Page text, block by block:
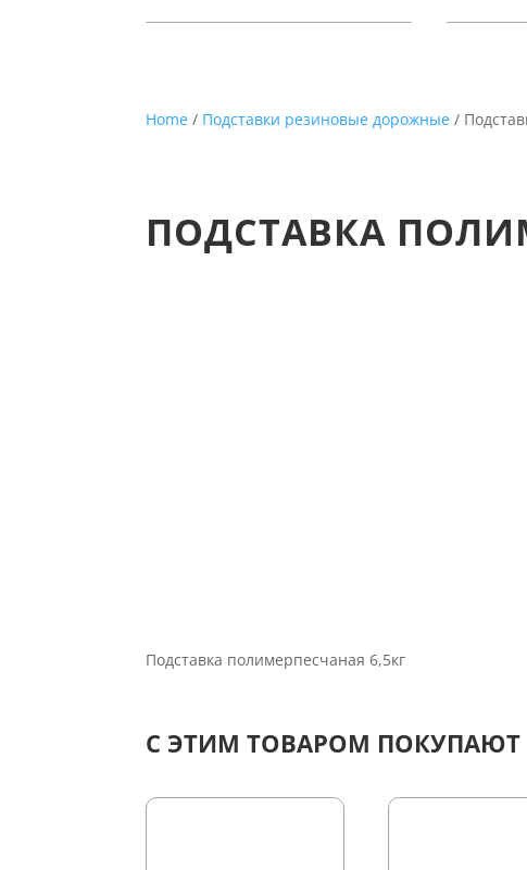
Home / Подставки резиновые дорожные /
ПОДСТАВКА
Подставка полимерпесчаная 6,5кг
С ЭТИМ ТОВАРОМ ПОКУПАЮТ